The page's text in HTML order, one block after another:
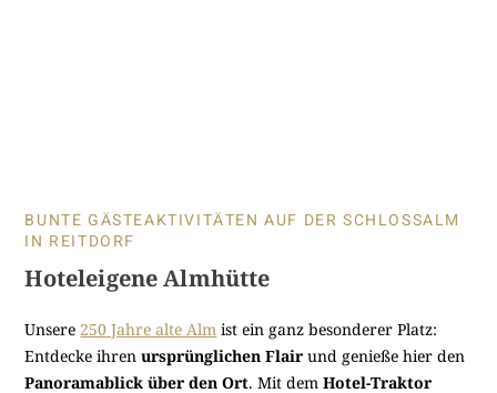
BUNTE GÄSTEAKTIVITÄTEN AUF DER SCHLOSSALM
IN REITDORF
Hoteleigene Almhütte
Unsere 250 Jahre alte Alm ist ein ganz besonderer Platz:
Entdecke ihrenursprünglichen Flair und genieße hier den
Panoramablick über den Ort. Mit demHotel-Traktor